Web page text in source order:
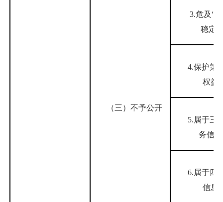
（三）不予公开
3.危及“三
稳定”
4.保护第三
权益
5.属于三类
务信息
6.属于四类
信息